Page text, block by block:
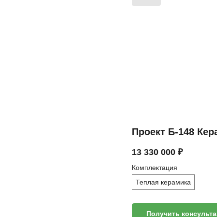
Проект Б-148
13 330 000 ₽
Комплектация
Теплая керамика
Получить